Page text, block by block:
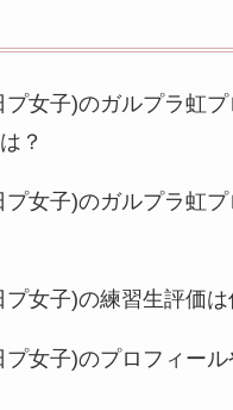
プ女子)のガルプラ虹
？
プ女子)のガルプラ虹
女子)の練習生評価は
プ女子)のプロフィー